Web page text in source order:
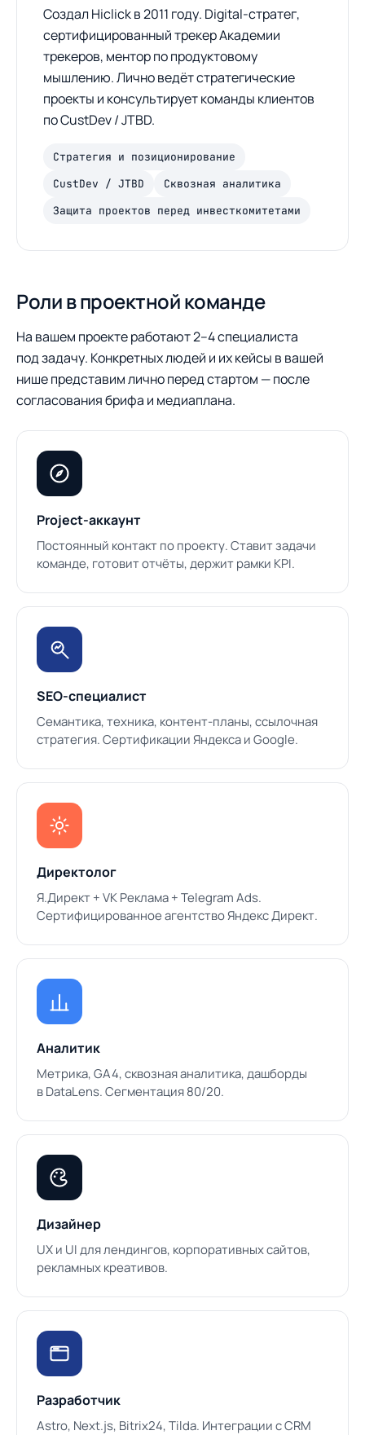
Создал Hiclick в 2011 году. Digital-стратег,
сертифицированный трекер Академии
трекеров, ментор по продуктовому
мышлению. Лично ведёт стратегические
проекты и консультирует команды клиентов
по CustDev / JTBD.
Стратегия и позиционирование
CustDev / JTBD
Сквозная аналитика
Защита проектов перед инвесткомитетами
Роли в проектной команде
На вашем проекте работают 2–4 специалиста
под задачу. Конкретных людей и их кейсы в вашей
нише представим лично перед стартом — после
согласования брифа и медиаплана.
Project-аккаунт
Постоянный контакт по проекту. Ставит задачи
команде, готовит отчёты, держит рамки KPI.
SEO-специалист
Семантика, техника, контент-планы, ссылочная
стратегия. Сертификации Яндекса и Google.
Директолог
Я.Директ + VK Реклама + Telegram Ads.
Сертифицированное агентство Яндекс Директ.
Аналитик
Метрика, GA4, сквозная аналитика, дашборды
в DataLens. Сегментация 80/20.
Дизайнер
UX и UI для лендингов, корпоративных сайтов,
рекламных креативов.
Разработчик
Astro, Next.js, Bitrix24, Tilda. Интеграции с CRM